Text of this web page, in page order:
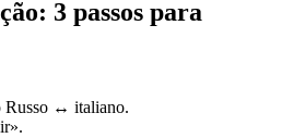
3 passos para
Russo ↔ italiano.